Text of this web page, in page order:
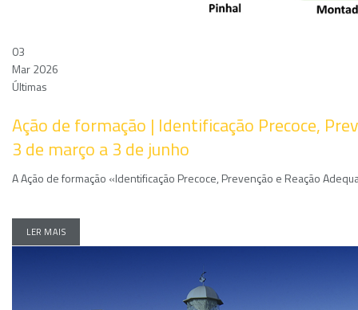
03
Mar 2026
Últimas
Ação de formação | Identificação Precoce,
3 de março a 3 de junho
A Ação de formação «Identificação Precoce, Prevenção e Reação
LER MAIS